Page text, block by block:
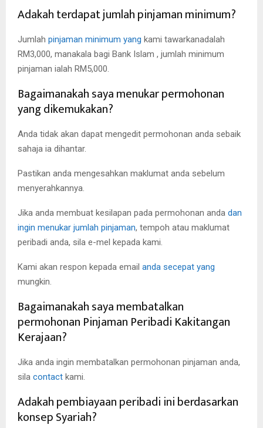
Adakah terdapat jumlah pinjaman minimum?
Jumlah pinjaman minimum yang kami tawarkanadalah
RM3,000, manakala bagi Bank Islam , jumlah minimum
pinjaman ialah RM5,000.
Bagaimanakah saya menukar permohonan
yang dikemukakan?
Anda tidak akan dapat mengedit permohonan anda sebaik
sahaja ia dihantar.
Pastikan anda mengesahkan maklumat anda sebelum
menyerahkannya.
Jika anda membuat kesilapan pada permohonan anda dan
ingin menukar jumlah pinjaman, tempoh atau maklumat
peribadi anda, sila e-mel kepada kami.
Kami akan respon kepada email anda secepat yang
mungkin.
Bagaimanakah saya membatalkan
permohonan Pinjaman Peribadi Kakitangan
Kerajaan?
Jika anda ingin membatalkan permohonan pinjaman anda,
sila contact kami.
Adakah pembiayaan peribadi ini berdasarkan
konsep Syariah?